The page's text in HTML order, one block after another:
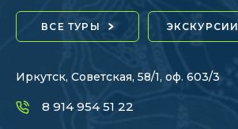
ВСЕ ТУРЫ ЭКСКУРСИИ
Иркутск, Советская, 58/1, оф. 603/3
8 914 954 51 22